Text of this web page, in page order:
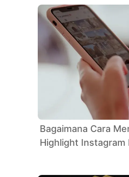
Bagaimana Cara
Highlight Instagram